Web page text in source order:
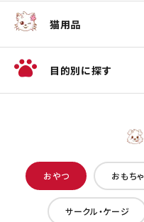
猫用品
目的別に探す
おやつ おもちゃ
サークル・ケージ